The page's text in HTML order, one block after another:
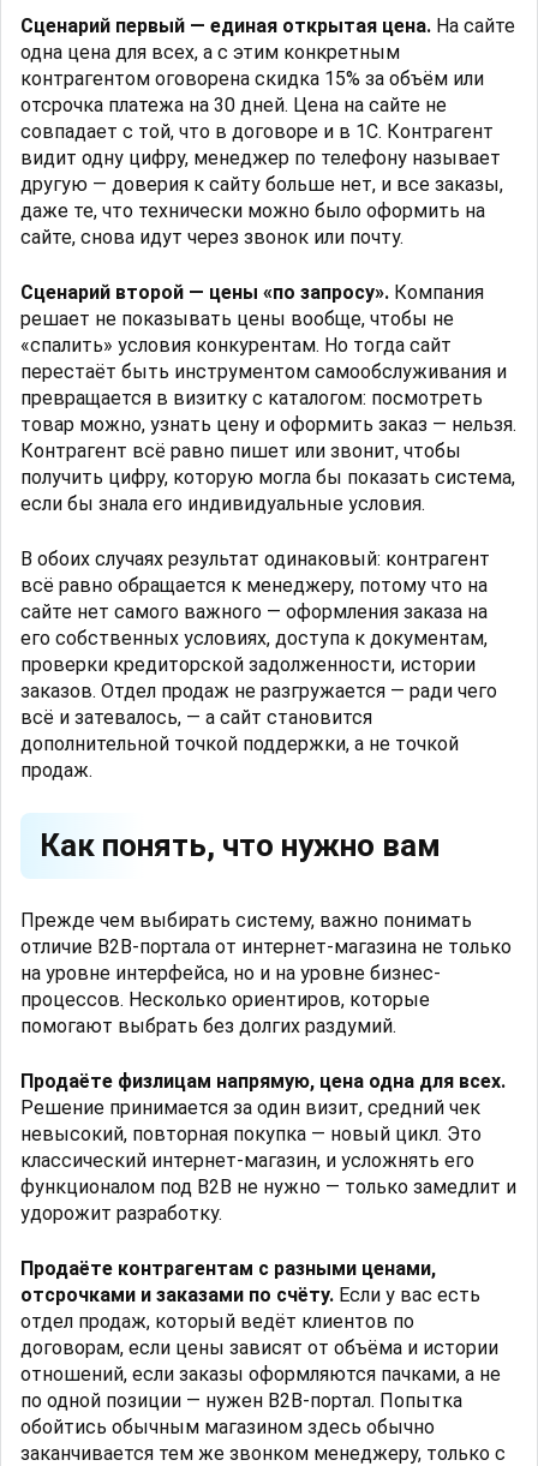
Сценарий первый — единая открытая цена. На сайте
одна цена для всех, а с этим конкретным
контрагентом оговорена скидка 15% за объём или
отсрочка платежа на 30 дней. Цена на сайте не
совпадает с той, что в договоре и в 1С. Контрагент
видит одну цифру, менеджер по телефону называет
другую — доверия к сайту больше нет, и все заказы,
даже те, что технически можно было оформить на
сайте, снова идут через звонок или почту.
Сценарий второй — цены «по запросу». Компания
решает не показывать цены вообще, чтобы не
«спалить» условия конкурентам. Но тогда сайт
перестаёт быть инструментом самообслуживания и
превращается в визитку с каталогом: посмотреть
товар можно, узнать цену и оформить заказ — нельзя.
Контрагент всё равно пишет или звонит, чтобы
получить цифру, которую могла бы показать система,
если бы знала его индивидуальные условия.
В обоих случаях результат одинаковый: контрагент
всё равно обращается к менеджеру, потому что на
сайте нет самого важного — оформления заказа на
его собственных условиях, доступа к документам,
проверки кредиторской задолженности, истории
заказов. Отдел продаж не разгружается — ради чего
всё и затевалось, — а сайт становится
дополнительной точкой поддержки, а не точкой
продаж.
Как понять, что нужно вам
Прежде чем выбирать систему, важно понимать
отличие B2B-портала от интернет-магазина не только
на уровне интерфейса, но и на уровне бизнес-
процессов. Несколько ориентиров, которые
помогают выбрать без долгих раздумий.
Продаёте физлицам напрямую, цена одна для всех.
Решение принимается за один визит, средний чек
невысокий, повторная покупка — новый цикл. Это
классический интернет-магазин, и усложнять его
функционалом под B2B не нужно — только замедлит и
удорожит разработку.
Продаёте контрагентам с разными ценами,
отсрочками и заказами по счёту. Если у вас есть
отдел продаж, который ведёт клиентов по
договорам, если цены зависят от объёма и истории
отношений, если заказы оформляются пачками, а не
по одной позиции — нужен B2B-портал. Попытка
обойтись обычным магазином здесь обычно
заканчивается тем же звонком менеджеру, только с